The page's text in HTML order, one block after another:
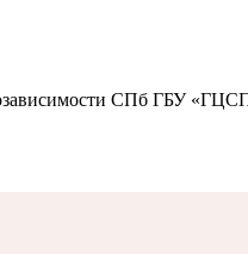
СПб ГБУ